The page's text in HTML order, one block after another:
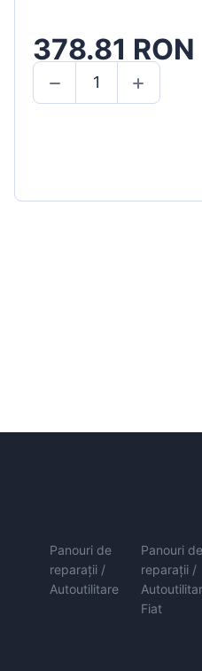
378.81 RON
Panouri de
reparații /
Autoutilitare
Panouri de
reparații /
Fiat